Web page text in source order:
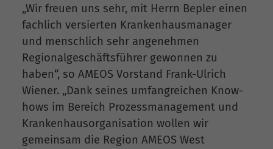
„Wir freuen uns sehr, mit Herrn Bepler einen
fachlich versierten Krankenhausmanager
und menschlich sehr angenehmen
Regionalgeschäftsführer gewonnen zu
haben“, so AMEOS Vorstand Frank-Ulrich
Wiener. „Dank seines umfangreichen Know-
hows im Bereich Prozessmanagement und
Krankenhausorganisation wollen wir
gemeinsam die Region AMEOS West